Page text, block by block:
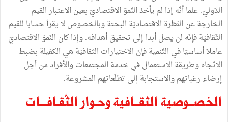
الدّوليّ.علماأنّه إذا لم يأخذالنّموّالاقتصاديّ بعين الاعتبارالقيم
الخارجةعن النّظرة الاقتصاديّة البحتةوبالخصوص لايقرأحسابا للقيم
الثّقافيّةفإنّه لن يصلأبدا إلى تحقيقأهدافه.وإذاكان النّموّالاقتصاديّ
عاملاأساسيّافي التّنميةفإنّ الاختيارات الثقافيّة هي الكفيلة بضبط
الاتّجاهوطريقة الاستعمالفيخدمة المجتمعاتوالأفرادمنأجل
إرضاء رغباتهموالاستجابة إلى تطلّعاتهم المشروعة.
الخصــوصية الثقــافية وحـوار الثّقـافـــات